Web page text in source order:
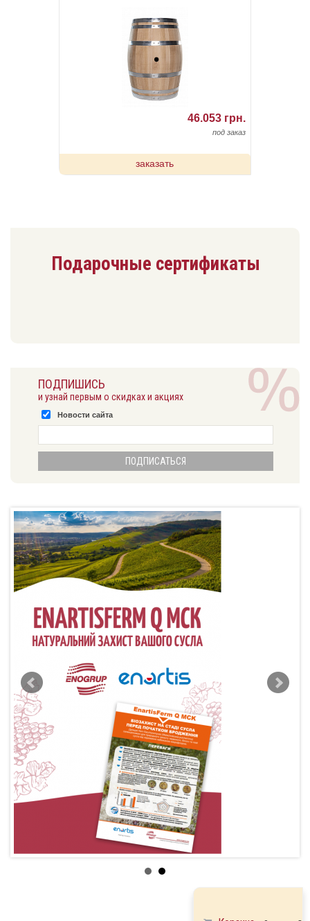
46.053 грн.
под заказ
заказать
Подарочные сертификаты
ПОДПИШИСЬ
и узнай первым о скидках и акциях
Новости сайта